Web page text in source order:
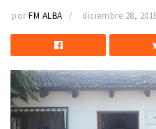
por FM ALBA diciembre 28,